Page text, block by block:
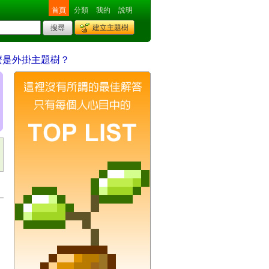
首頁 分類 我的 說明
建立主題樹
外掛主題樹？